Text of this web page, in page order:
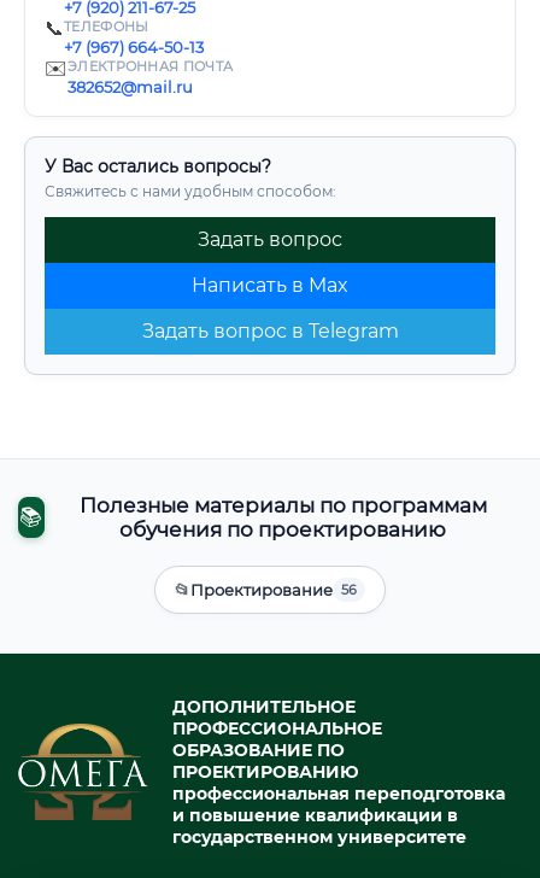
+7 (920) 211-67-25
📞ТЕЛЕФОНЫ
+7 (967) 664-50-13
✉️ЭЛЕКТРОННАЯ ПОЧТА
382652@mail.ru
У Вас остались вопросы?
Свяжитесь с нами удобным способом:
Задать вопрос
Написать в Max
Задать вопрос в Telegram
📚
Полезные материалы по программам
обучения по проектированию
📂Проектирование 56
ДОПОЛНИТЕЛЬНОЕ
ПРОФЕССИОНАЛЬНОЕ
ОБРАЗОВАНИЕ ПО
ПРОЕКТИРОВАНИЮ
профессиональная переподготовка
и повышение квалификации в
государственном университете